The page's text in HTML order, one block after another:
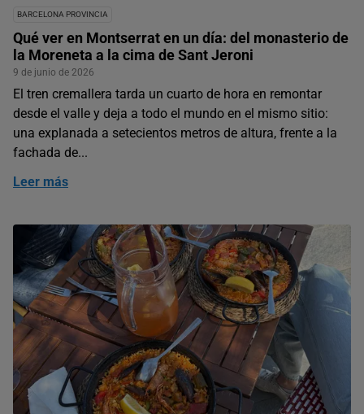
BARCELONA PROVINCIA
Qué ver en Montserrat en un día: del monasterio de
la Moreneta a la cima de Sant Jeroni
9 de junio de 2026
El tren cremallera tarda un cuarto de hora en remontar
desde el valle y deja a todo el mundo en el mismo sitio:
una explanada a setecientos metros de altura, frente a la
fachada de...
Leer más